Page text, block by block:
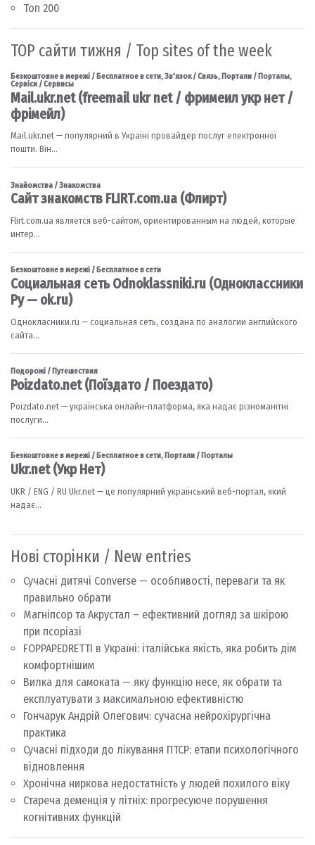
Топ 200
TOP сайти тижня / Top sites of the week
Нові сторінки / New entries
Сучасні дитячі Converse — особливості, переваги та як
правильно обрати
Магніпсор та Акрустал – ефективний догляд за шкірою
при псоріазі
FOPPAPEDRETTI в Україні: італійська якість, яка робить дім
комфортнішим
Вилка для самоката — яку функцію несе, як обрати та
експлуатувати з максимальною ефективністю
Гончарук Андрій Олегович: сучасна нейрохірургічна
практика
Сучасні підходи до лікування ПТСР: етапи психологічного
відновлення
Хронічна ниркова недостатність у людей похилого віку
Стареча деменція у літніх: прогресуюче порушення
когнітивних функцій